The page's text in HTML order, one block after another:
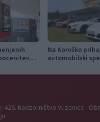
Na Koroško
avtomobilski
progah in
Nadzorništvo Vuzenica -